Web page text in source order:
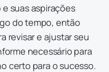
suas aspirações
do tempo, então
revisar e ajustar seu
necessário para
certo para o sucesso.